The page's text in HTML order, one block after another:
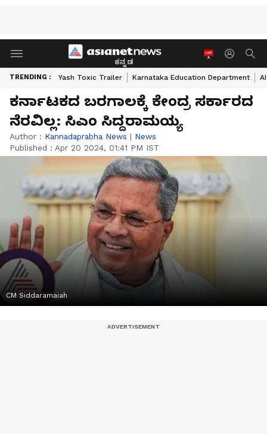
ಕನ್ನಡ
TRENDING : Yash Toxic Trailer Karnataka Education Department
ಕರ್ನಾಟಕದ ಬರಗಾಲಕ್ಕೆ ಕೇಂದ್ರ ಸರ್ಕಾರದ
ನೆರವಿಲ್ಲ: ಸಿಎಂ ಸಿದ್ದರಾಮಯ್ಯ
Author : Kannadaprabha News | News
Published : Apr 20 2024, 01:41 PM IST
CM Siddaramaiah